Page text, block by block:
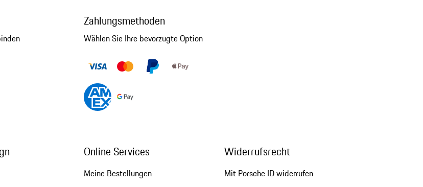
Zahlungsmethoden
Wählen Sie Ihre bevorzugte Option
Online Services
Meine Bestellungen
Widerrufsrecht
Mit Porsche ID widerrufen